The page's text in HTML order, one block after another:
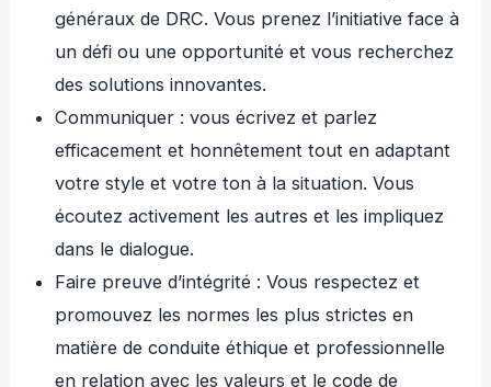
généraux de DRC. Vous prenez l’initiative face à
un défi ou une opportunité et vous recherchez
des solutions innovantes.
Communiquer : vous écrivez et parlez
efficacement et honnêtement tout en adaptant
votre style et votre ton à la situation. Vous
écoutez activement les autres et les impliquez
dans le dialogue.
Faire preuve d’intégrité : Vous respectez et
promouvez les normes les plus strictes en
matière de conduite éthique et professionnelle
en relation avec les valeurs et le code de